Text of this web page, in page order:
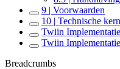
9 | Voorwaarden
10 | Technische kern
Twiin
Twiin
Breadcrumbs